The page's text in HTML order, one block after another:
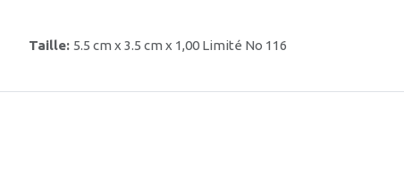
Taille: 5.5 cm x 3.5 cm x 1,00 Limité No 116